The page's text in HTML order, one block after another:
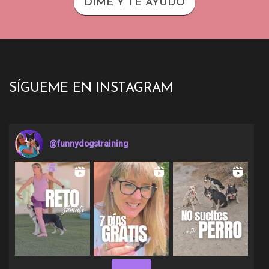
DIME Y TE AYUDO
SÍGUEME EN INSTAGRAM
@funnydogstraining